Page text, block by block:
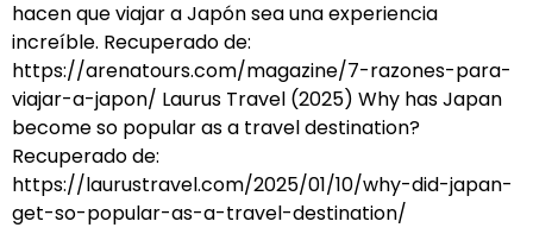
hacen que viajar a Japón sea una experiencia
increíble. Recuperado de:
https://arenatours.com/magazine/7-razones-para-
viajar-a-japon/ Laurus Travel (2025) Why has Japan
become so popular as a travel destination?
Recuperado de:
https://laurustravel.com/2025/01/10/why-did-japan-
get-so-popular-as-a-travel-destination/